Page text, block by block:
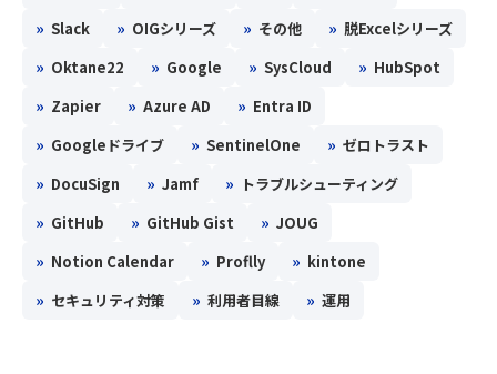
» Slack » OIGシリーズ » その他 » 脱Excelシリーズ
» Oktane22 » Google » SysCloud » HubSpot
» Zapier » Azure AD » Entra ID
» Googleドライブ » SentinelOne » ゼロトラスト
» DocuSign » Jamf » トラブルシューティング
» GitHub » GitHub Gist » JOUG
» Notion Calendar » Proflly » kintone
» セキュリティ対策 » 利用者目線 » 運用